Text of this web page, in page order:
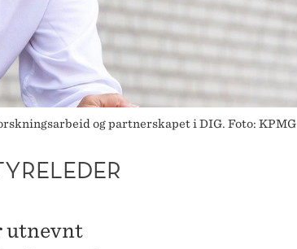
og partnerskapet i DIG. Foto: KPMG
utnevnt